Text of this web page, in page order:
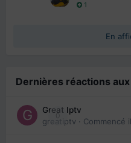
1
En
Dernières réactions
0
Great Iptv
greatiptv · Commencé